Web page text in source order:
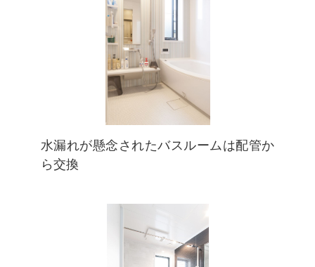
水漏れが懸念されたバスルームは配管か
ら交換